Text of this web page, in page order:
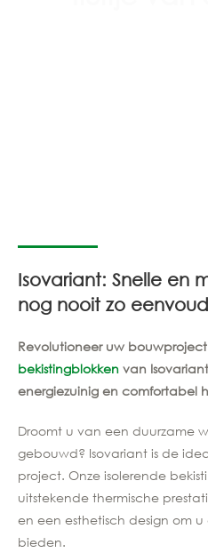
Isovariant: Snelle en
nog nooit zo
Revolutioneer uw
bekistingblokken van
energiezuinig en comfortabel
Droomt u van een duurzame
gebouwd? Isovariant is de
project. Onze isolerende
uitstekende thermische
en een esthetisch design om
bieden.